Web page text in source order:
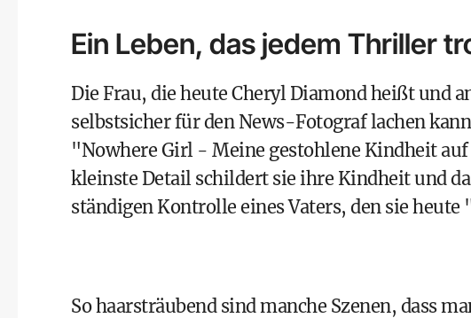
Ein Leben, das jedem Thriller
Die Frau, die heute Cheryl Diamond heißt und
selbstsicher für den News-Fotograf lachen
"Nowhere Girl - Meine gestohlene Kindheit
kleinste Detail schildert sie ihre Kindheit und
ständigen Kontrolle eines Vaters, den sie
So haarsträubend sind manche Szenen, dass